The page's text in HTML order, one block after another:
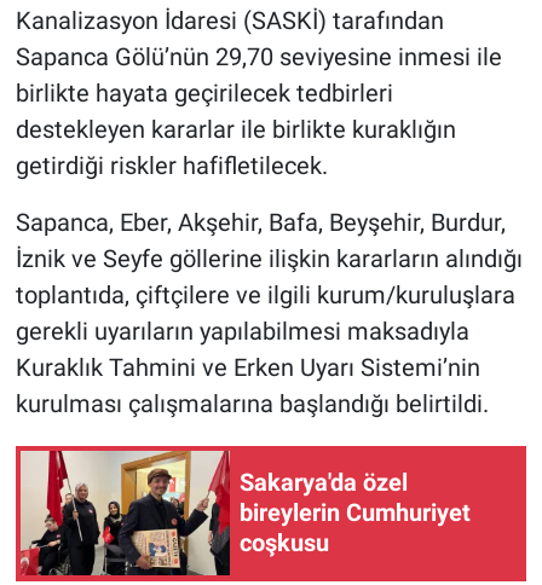
Kanalizasyon İdaresi (SASKİ) tarafından
Sapanca Gölü’nün 29,70 seviyesine inmesi ile
birlikte hayata geçirilecek tedbirleri
destekleyen kararlar ile birlikte kuraklığın
getirdiği riskler hafifletilecek.
Sapanca, Eber, Akşehir, Bafa, Beyşehir, Burdur,
İznik ve Seyfe göllerine ilişkin kararların alındığı
toplantıda, çiftçilere ve ilgili kurum/kuruluşlara
gerekli uyarıların yapılabilmesi maksadıyla
Kuraklık Tahmini ve Erken Uyarı Sistemi’nin
kurulması çalışmalarına başlandığı belirtildi.
Sakarya'da özel
bireylerin Cumhuriyet
coşkusu